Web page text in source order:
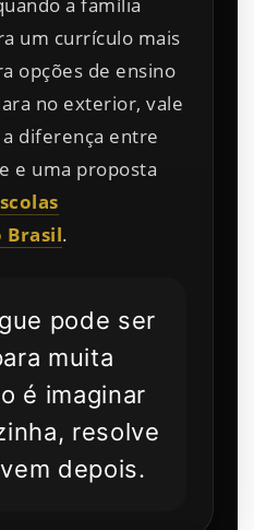
um currículo mais
opções de ensino
no exterior, vale
diferença entre
e uma proposta
Brasil.
pode ser
muita
é imaginar
resolve
depois.